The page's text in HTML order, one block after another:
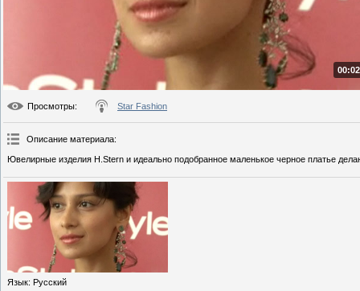
Просмотры: Star Fashion
Описание материала:
Ювелирные изделия H.Stern и идеально подобранное маленькое черное платье
Язык: Русский